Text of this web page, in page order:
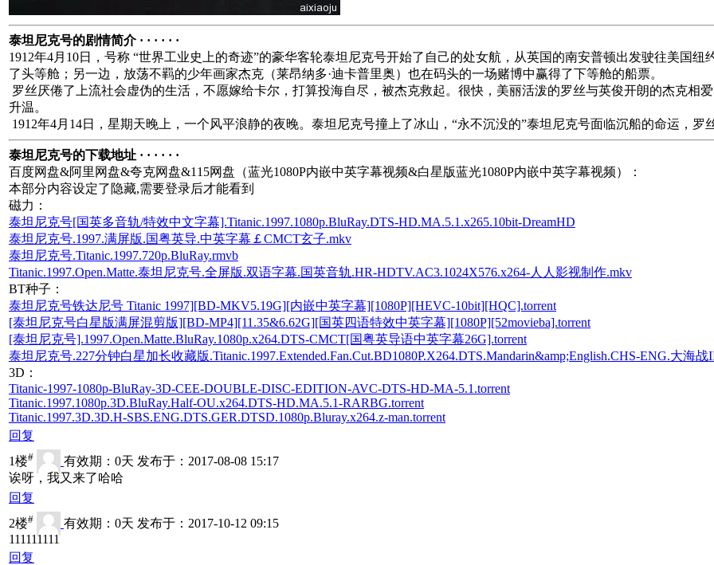
泰坦尼克号的剧情简介 · · · · · ·
1912年4月10日，号称 “世界工业史上的奇迹”的豪华客轮泰坦尼克号开始了自己的处女航，从英国的南安普顿出发驶往美国
了头等舱；另一边，放荡不羁的少年画家杰克（莱昂纳多·迪卡普里奥）也在码头的一场赌博中赢得了下等舱的船票。
罗丝厌倦了上流社会虚伪的生活，不愿嫁给卡尔，打算投海自尽，被杰克救起。很快，美丽活泼的罗丝与英俊开朗的杰克相
升温。
1912年4月14日，星期天晚上，一个风平浪静的夜晚。泰坦尼克号撞上了冰山，“永不沉没的”泰坦尼克号面临沉船的命运，罗
泰坦尼克号的下载地址 · · · · · ·
百度网盘&阿里网盘&夸克网盘&115网盘（蓝光1080P内嵌中英字幕视频&白星版蓝光1080P内嵌中英字幕视频）：
本部分内容设定了隐藏,需要登录后才能看到
磁力：
泰坦尼克号[国英多音轨/特效中文字幕].Titanic.1997.1080p.BluRay.DTS-HD.MA.5.1.x265.10bit-DreamHD
泰坦尼克号.1997.满屏版.国粤英导.中英字幕￡CMCT玄子.mkv
泰坦尼克号.Titanic.1997.720p.BluRay.rmvb
Titanic.1997.Open.Matte.泰坦尼克号.全屏版.双语字幕.国英音轨.HR-HDTV.AC3.1024X576.x264-人人影视制作.mkv
BT种子：
泰坦尼克号铁达尼号 Titanic 1997][BD-MKV5.19G][内嵌中英字幕][1080P][HEVC-10bit][HQC].torrent
[泰坦尼克号白星版满屏混剪版][BD-MP4][11.35&6.62G][国英四语特效中英字幕][1080P][52movieba].torrent
[泰坦尼克号].1997.Open.Matte.BluRay.1080p.x264.DTS-CMCT[国粤英导语中英字幕26G].torrent
泰坦尼克号.227分钟白星加长收藏版.Titanic.1997.Extended.Fan.Cut.BD1080P.X264.DTS.Mandarin&amp;English.CHS-ENG.大海战
3D：
Titanic-1997-1080p-BluRay-3D-CEE-DOUBLE-DISC-EDITION-AVC-DTS-HD-MA-5.1.torrent
Titanic.1997.1080p.3D.BluRay.Half-OU.x264.DTS-HD.MA.5.1-RARBG.torrent
Titanic.1997.3D.3D.H-SBS.ENG.DTS.GER.DTSD.1080p.Bluray.x264.z-man.torrent
回复
1楼#
有效期：0天 发布于：2017-08-08 15:17
诶呀，我又来了哈哈
回复
2楼#
有效期：0天 发布于：2017-10-12 09:15
111111111
回复